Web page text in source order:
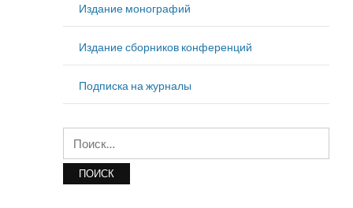
Издание монографий
Издание сборников конференций
Подписка на журналы